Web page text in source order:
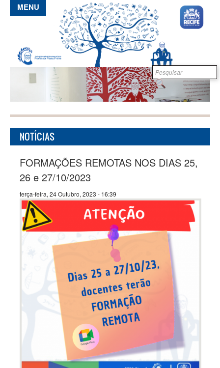
Pular para o conteúdo principal
Formulário de
busca
MENU
NOTÍCIAS
FORMAÇÕES REMOTAS NOS DIAS 25,
26 e 27/10/2023
terça-feira, 24 Outubro, 2023 - 16:39